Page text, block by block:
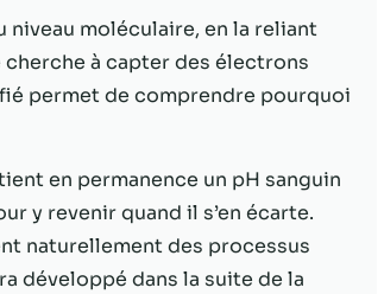
moléculaire, en la reliant
à capter des électrons
permet de comprendre pourquoi
en permanence un pH sanguin
y revenir quand il s’en écarte.
naturellement des processus
développé dans la suite de la
fonctionne
aussi bien que
possible lors
de votre visite.
certaines
fonctionnalités
disparaîtront
du site Web.